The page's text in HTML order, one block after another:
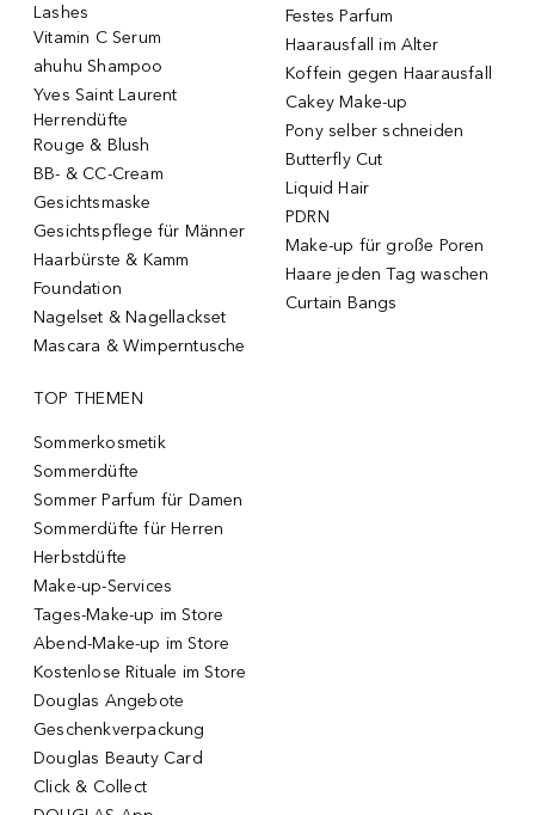
Lashes
Vitamin C Serum
ahuhu Shampoo
Yves Saint Laurent
Herrendüfte
Rouge & Blush
BB- & CC-Cream
Gesichtsmaske
Gesichtspflege für Männer
Haarbürste & Kamm
Foundation
Nagelset & Nagellackset
Mascara & Wimperntusche
Festes Parfum
Haarausfall im Alter
Koffein gegen Haarausfall
Cakey Make-up
Pony selber schneiden
Butterfly Cut
Liquid Hair
PDRN
Make-up für große Poren
Haare jeden Tag waschen
Curtain Bangs
TOP THEMEN
Sommerkosmetik
Sommerdüfte
Sommer Parfum für Damen
Sommerdüfte für Herren
Herbstdüfte
Make-up-Services
Tages-Make-up im Store
Abend-Make-up im Store
Kostenlose Rituale im Store
Douglas Angebote
Geschenkverpackung
Douglas Beauty Card
Click & Collect